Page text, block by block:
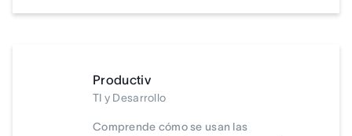
Productiv
TI y Desarrollo
Comprende cómo se usan las